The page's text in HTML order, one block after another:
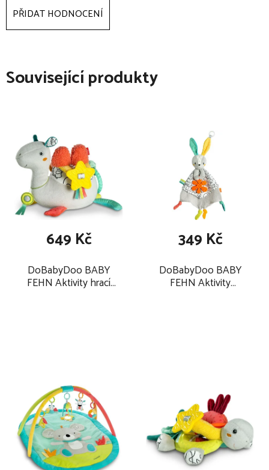
PŘIDAT HODNOCENÍ
Související produkty
DoBabyDoo BABY
FEHN Aktivity hrací
649 Kč
DoBabyDoo BABY
FEHN Aktivity
349 Kč